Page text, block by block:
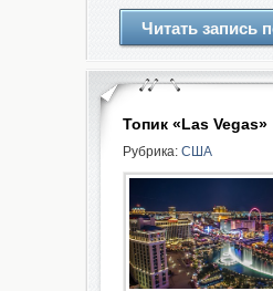
Читать запись
Топик «Las Vegas»
Рубрика: США